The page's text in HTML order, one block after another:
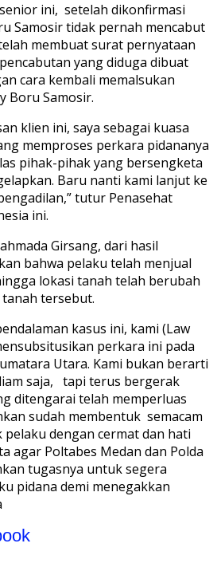
ini, setelah dikonfirmasi
Samosir tidak pernah mencabut
membuat surat pernyataan
yang diduga dibuat
cara kembali memalsukan
Boru Samosir.
klien ini, saya sebagai kuasa
memproses perkara pidananya
pihak-pihak yang bersengketa
Baru nanti kami lanjut ke
tutur Penasehat
ini.
Girsang, dari hasil
bahwa pelaku telah menjual
lokasi tanah telah berubah
tersebut.
kasus ini, kami (Law
perkara ini pada
Utara. Kami bukan berarti
saja, tapi terus bergerak
ditengarai telah memperluas
sudah membentuk semacam
pelaku dengan cermat dan hati
agar Poltabes Medan dan Polda
tugasnya untuk segera
pidana demi menegakkan